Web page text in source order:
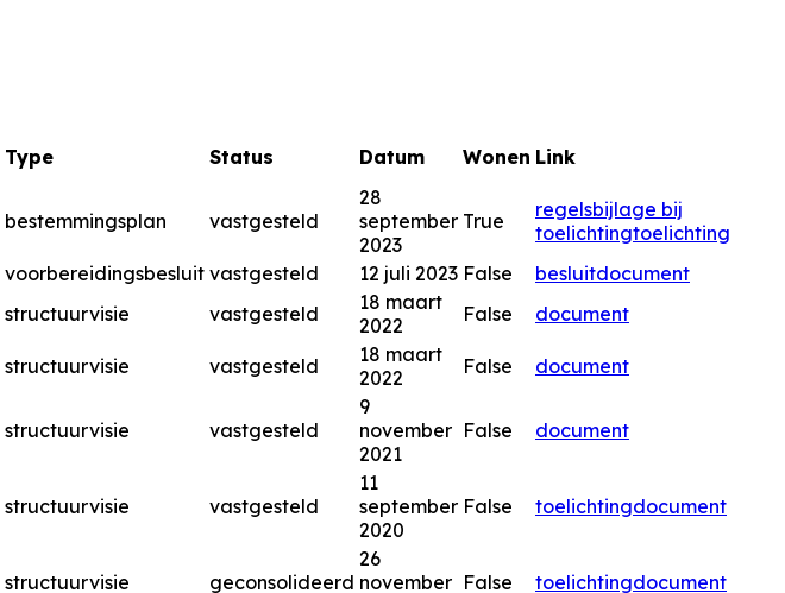
Type Status Datum Wonen Link
bestemmingsplan vastgesteld
28
september
2023
True regelsbijlage bij
toelichtingtoelichting
voorbereidingsbesluit vastgesteld 12 juli 2023 False
besluitdocument
structuurvisie vastgesteld
18 maart
2022
False document
structuurvisie vastgesteld
18 maart
2022
False document
structuurvisie vastgesteld
9
november
2021
False document
structuurvisie vastgesteld
11
september
2020
False toelichtingdocument
structuurvisie geconsolideerd
26
november False toelichtingdocument